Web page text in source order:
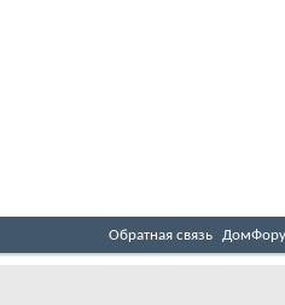
Обратная связь